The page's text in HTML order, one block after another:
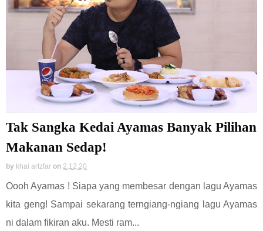
Tak Sangka Kedai Ayamas Banyak Pilihan
Makanan Sedap!
by khai artzfar on 2.12.20
Oooh Ayamas ! Siapa yang membesar dengan lagu Ayamas
kita geng! Sampai sekarang terngiang-ngiang lagu Ayamas
ni dalam fikiran aku. Mesti ram...